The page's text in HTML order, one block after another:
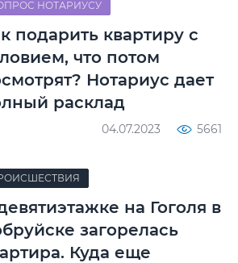
НОТАРИУСУ
подарить квартиру с
что потом
Нотариус дает
расклад
04.07.2023 5661
на Гоголя в
загорелась
Куда еще